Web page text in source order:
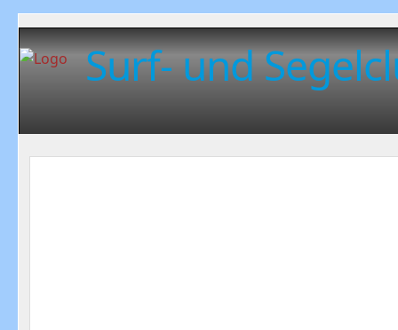
Surf- und